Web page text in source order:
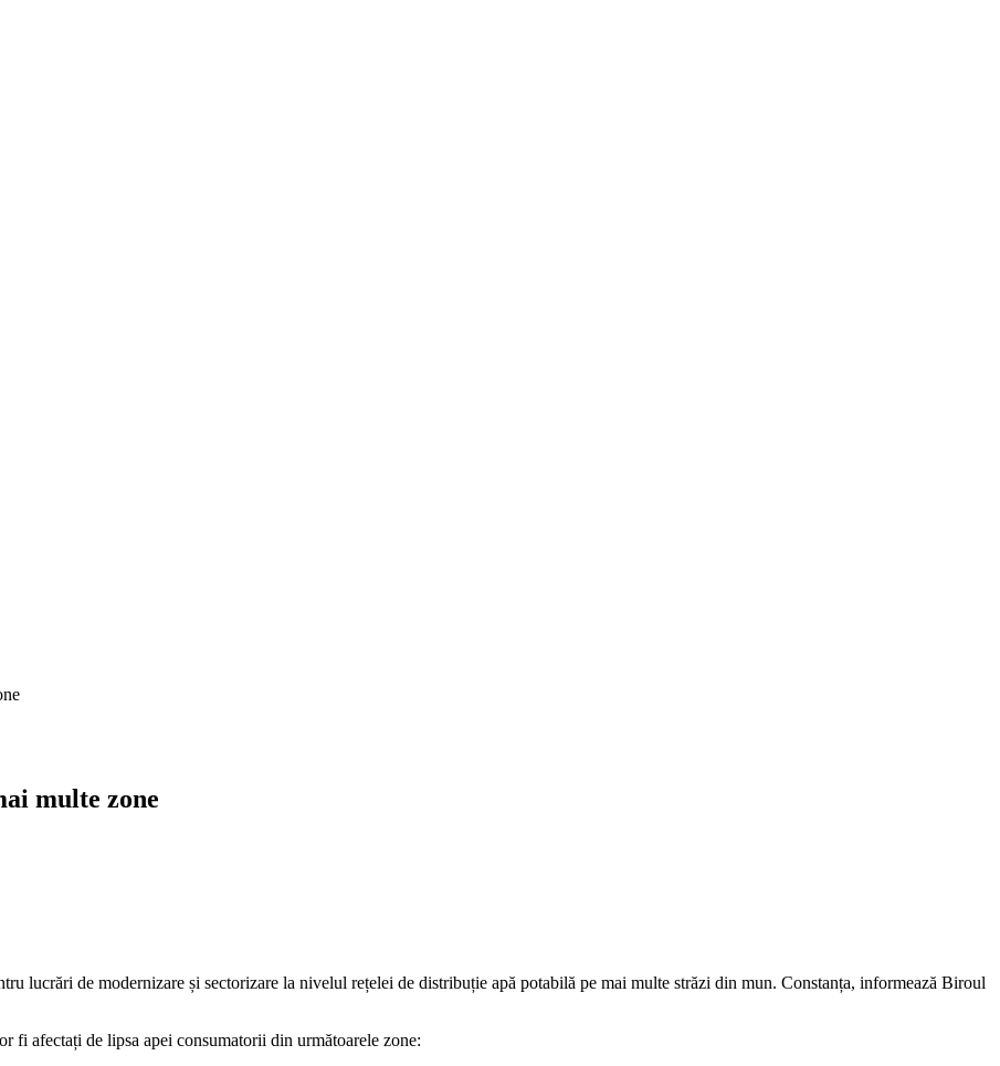
multe zone
lucrări de modernizare și sectorizare la nivelul rețelei de distribuție apă potabilă pe mai multe străzi din mun. Constanța, informează Biroul
fi afectați de lipsa apei consumatorii din următoarele zone: